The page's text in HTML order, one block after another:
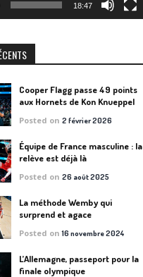
18:47
Cooper Flagg passe 49 points
aux Hornets de Kon Knueppel
Posted on2 février 2026
Équipe de France masculine : la
relève est déjà là
Posted on26 août 2025
La méthode Wemby qui
surprend et agace
Posted on16 novembre 2024
L’Allemagne, passeport pour la
finale olympique